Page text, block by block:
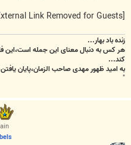
زنده باد بهار...
هر کس به دنبال معنای این جمله است،این
کند...
به امید ظهور مهدی صاحب الزمان،پایان